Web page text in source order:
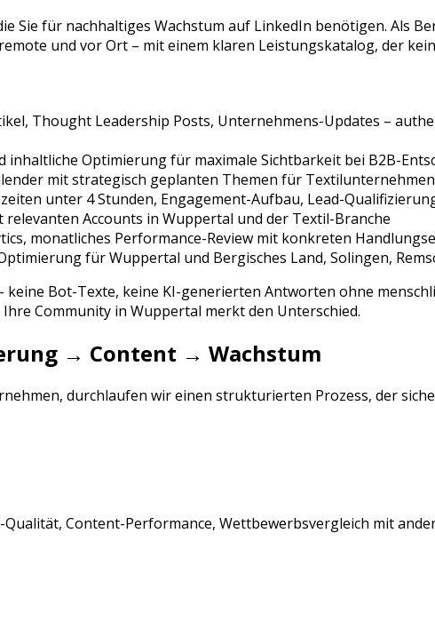
Sie für nachhaltiges Wachstum auf LinkedIn benötigen. Als
remote und vor Ort – mit einem klaren Leistungskatalog, der
Thought Leadership Posts, Unternehmens-Updates –
inhaltliche Optimierung für maximale Sichtbarkeit bei B2B-
mit strategisch geplanten Themen für Textilunternehmen
unter 4 Stunden, Engagement-Aufbau, Lead-
Accounts in Wuppertal und der Textil-Branche
monatliches Performance-Review mit konkreten
fürWuppertal und Bergisches Land, Solingen,
keine Bot-Texte, keine KI-generierten Antworten ohne
Community in Wuppertal merkt den Unterschied.
→ Content → Wachstum
durchlaufen wir einen strukturierten Prozess, der
Qualität, Content-Performance, Wettbewerbsvergleich mit